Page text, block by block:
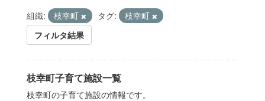
組織: 枝幸町 タグ:
枝幸町
フィルタ結果
枝幸町子育て施設一覧
枝幸町の子育て施設の情報です。